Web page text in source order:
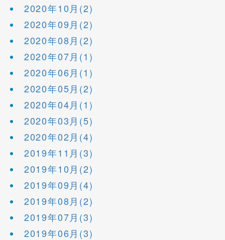
2020年10月(2)
2020年09月(2)
2020年08月(2)
2020年07月(1)
2020年06月(1)
2020年05月(2)
2020年04月(1)
2020年03月(5)
2020年02月(4)
2019年11月(3)
2019年10月(2)
2019年09月(4)
2019年08月(2)
2019年07月(3)
2019年06月(3)